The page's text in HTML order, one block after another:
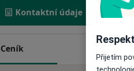
Kontaktní údaje
Ceník Adresy
Přijetím